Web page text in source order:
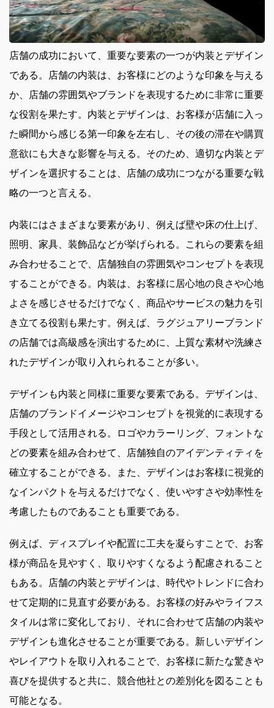
店舗の成功において、重要な要素の一つが内装とデザイン
である。
店舗の内装は、お客様にどのような印象を与える
か、店舗の雰囲気やブランドを表現するために非常に重要
な役割を果たす。内装とデザインは、お客様が店舗に入っ
た瞬間から感じる第一印象を左右し、その後の滞在や購買
意欲にも大きな影響を与える。そのため、適切な内装とデ
ザインを選択することは、店舗の成功につながる重要な戦
略の一つと言える。
内装にはさまざまな要素があり、例えば壁や床の仕上げ、
照明、家具、装飾品などが挙げられる。これらの要素を組
み合わせることで、店舗独自の雰囲気やコンセプトを表現
することができる。内装は、お客様に居心地の良さや心地
よさを感じさせるだけでなく、商品やサービスの魅力を引
き立てる役割も果たす。例えば、ラグジュアリーブランド
の店舗では高級感を演出するために、上質な素材や洗練さ
れたデザインが取り入れられることが多い。
デザインも内装と同様に重要な要素である。デザインは、
店舗のブランドイメージやコンセプトを視覚的に表現する
手段として活用される。ロゴやカラーリング、フォントな
どの要素を組み合わせて、店舗独自のアイデンティティを
確立することができる。また、デザインはお客様に視覚的
なインパクトを与えるだけでなく、使いやすさや効率性を
考慮したものであることも重要である。
例えば、ディスプレイや配置に工夫を凝らすことで、お客
様が商品を見やすく、取りやすくなるよう配慮されること
もある。店舗の内装とデザインは、時代やトレンドに合わ
せて定期的に見直す必要がある。お客様の好みやライフス
タイルは常に変化しており、それに合わせて店舗の内装や
デザインも進化させることが重要である。新しいデザイン
やレイアウトを取り入れることで、お客様に新たな驚きや
喜びを提供すると共に、競合他社との差別化を図ることも
可能となる。